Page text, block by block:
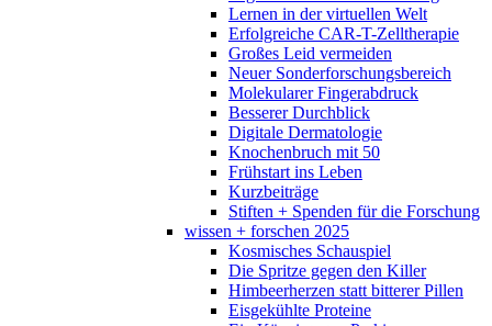
Lernen in der virtuellen Welt
Erfolgreiche CAR-T-Zelltherapie
Großes Leid vermeiden
Neuer Sonderforschungsbereich
Molekularer Fingerabdruck
Besserer Durchblick
Digitale Dermatologie
Knochenbruch mit 50
Frühstart ins Leben
Kurzbeiträge
Stiften + Spenden für die Forschung
wissen + forschen 2025
Kosmisches Schauspiel
Die Spritze gegen den Killer
Himbeerherzen statt bitterer Pillen
Eisgekühlte Proteine